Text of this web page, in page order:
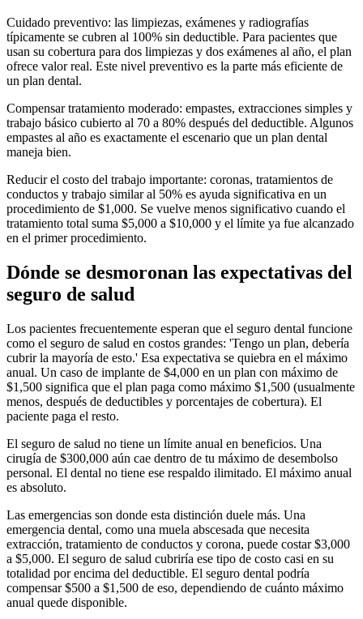
Cuidado preventivo: las limpiezas, exámenes y radiografías
típicamente se cubren al 100% sin deductible. Para pacientes que
usan su cobertura para dos limpiezas y dos exámenes al año, el plan
ofrece valor real. Este nivel preventivo es la parte más eficiente de
un plan dental.
Compensar tratamiento moderado: empastes, extracciones simples y
trabajo básico cubierto al 70 a 80% después del deductible. Algunos
empastes al año es exactamente el escenario que un plan dental
maneja bien.
Reducir el costo del trabajo importante: coronas, tratamientos de
conductos y trabajo similar al 50% es ayuda significativa en un
procedimiento de $1,000. Se vuelve menos significativo cuando el
tratamiento total suma $5,000 a $10,000 y el límite ya fue alcanzado
en el primer procedimiento.
Dónde se desmoronan las expectativas del
seguro de salud
Los pacientes frecuentemente esperan que el seguro dental funcione
como el seguro de salud en costos grandes: 'Tengo un plan, debería
cubrir la mayoría de esto.' Esa expectativa se quiebra en el máximo
anual. Un caso de implante de $4,000 en un plan con máximo de
$1,500 significa que el plan paga como máximo $1,500 (usualmente
menos, después de deductibles y porcentajes de cobertura). El
paciente paga el resto.
El seguro de salud no tiene un límite anual en beneficios. Una
cirugía de $300,000 aún cae dentro de tu máximo de desembolso
personal. El dental no tiene ese respaldo ilimitado. El máximo anual
es absoluto.
Las emergencias son donde esta distinción duele más. Una
emergencia dental, como una muela abscesada que necesita
extracción, tratamiento de conductos y corona, puede costar $3,000
a $5,000. El seguro de salud cubriría ese tipo de costo casi en su
totalidad por encima del deductible. El seguro dental podría
compensar $500 a $1,500 de eso, dependiendo de cuánto máximo
anual quede disponible.